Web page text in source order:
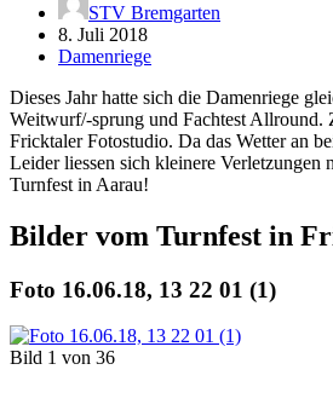
STV Bremgarten
8. Juli 2018
Damenriege
Dieses Jahr hatte sich die Damenriege
Weitwurf/-sprung und Fachtest Allround.
Fricktaler Fotostudio. Da das Wetter an
Leider liessen sich kleinere Verletzungen
Turnfest in Aarau!
Bilder vom Turnfest in
Foto 16.06.18, 13 22 01 (1)
Bild 1 von 36